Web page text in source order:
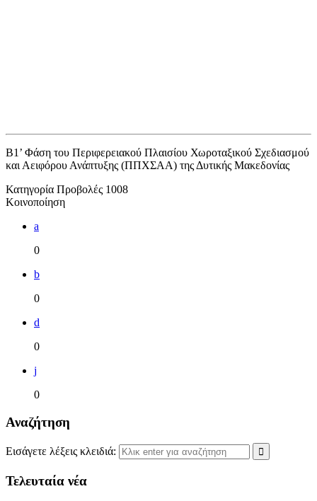
Β1’ Φάση του Περιφερειακού Πλαισίου Χωροταξικού Σχεδιασμού
και Αειφόρου Ανάπτυξης (ΠΠΧΣΑΑ) της Δυτικής Μακεδονίας
Κατηγορία Προβολές 1008
Κοινοποίηση
a
0
b
0
d
0
j
0
Αναζήτηση
Εισάγετε λέξεις κλειδιά:
Τελευταία νέα